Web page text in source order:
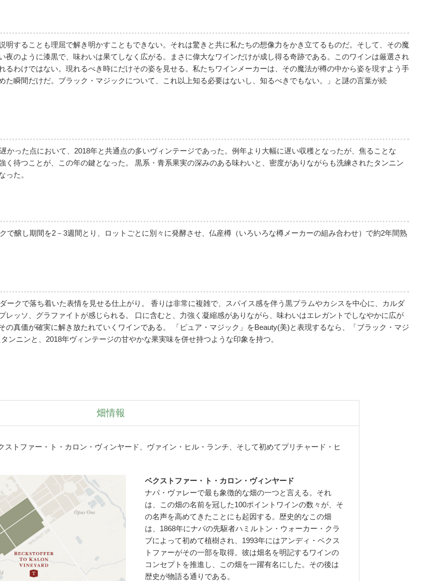
明することも理屈で解き明かすこともできない。それは驚きと共に私たちの想像力をかき立てるものだ。そして、その魔
のように漆黒で、味わいは果てしなく広がる。まさに偉大なワインだけが成し得る奇跡である。このワインは厳選され
るわけではない。現れるべき時にだけその姿を見せる。私たちワインメーカーは、その魔法が樽の中から姿を現すよう手
た瞬間だけだ。ブラック・マジックについて、これ以上知る必要はないし、知るべきでもない。」と謎の言葉が続
かった点において、2018年と共通点の多いヴィンテージであった。例年より大幅に遅い収穫となったが、焦ることな
く待つことが、この年の鍵となった。 黒系・青系果実の深みのある味わいと、密度がありながらも洗練されたタンニン
った。
で醸し期間を2－3週間とり、ロットごとに別々に発酵させ、仏産樽（いろいろな樽メーカーの組み合わせ）で約2年間熟
ークで落ち着いた表情を見せる仕上がり。 香りは非常に複雑で、スパイス感を伴う黒プラムやカシスを中心に、カルダ
レッソ、グラファイトが感じられる。 口に含むと、力強く凝縮感がありながら、味わいはエレガントでしなやかに広が
の真価が確実に解き放たれていくワインである。 「ピュア・マジック」をBeauty(美)と表現するなら、「ブラック・マジ
ンニンと、2018年ヴィンテージの甘やかな果実味を併せ持つような印象を持つ。
畑情報
ストファー・ト・カロン・ヴィンヤード、ヴァイン・ヒル・ランチ、そして初めてプリチャード・ヒ
ベクストファー・ト・カロン・ヴィンヤード
ナパ・ヴァレーで最も象徴的な畑の一つと言える。それ
は、この畑の名前を冠した100ポイントワインの数々が、そ
の名声を高めてきたことにも起因する。歴史的なこの畑
は、1868年にナパの先駆者ハミルトン・ウォーカー・クラ
ブによって初めて植樹され、1993年にはアンディ・ベクス
トファーがその一部を取得。彼は畑名を明記するワインの
コンセプトを推進し、この畑を一躍有名にした。その後は
歴史が物語る通りである。